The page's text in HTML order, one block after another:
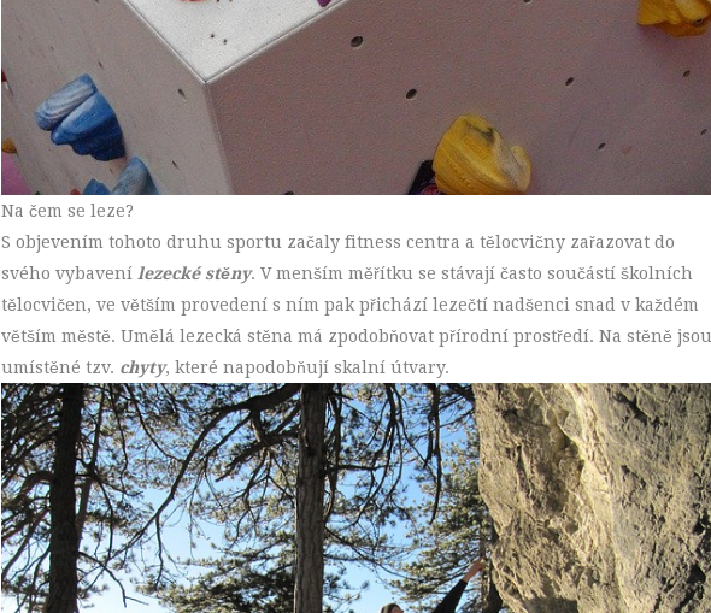
Na čem se leze?
S objevením tohoto druhu sportu začaly fitness centra a tělocvičny zařazovat do
svého vybavení lezecké stěny. V menším měřítku se stávají často součástí školních
tělocvičen, ve větším provedení s ním pak přichází lezečtí nadšenci snad v každém
větším městě. Umělá lezecká stěna má zpodobňovat přírodní prostředí. Na stěně jsou
umístěné tzv. chyty, které napodobňují skalní útvary.